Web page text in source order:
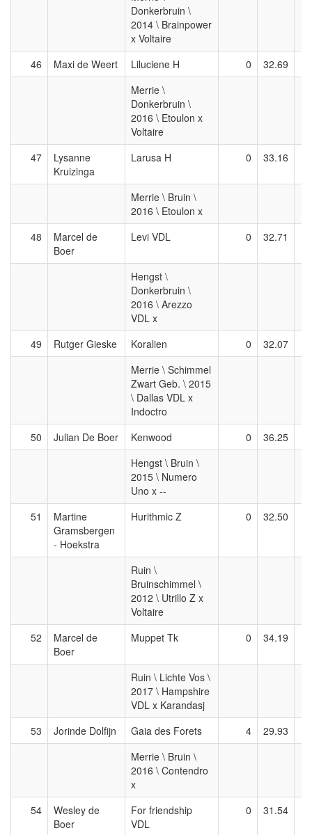
Donkerbruin \
2014 \ Brainpower
x Voltaire
46
Maxi de Weert Liluciene H 0
32.69
Merrie \
Donkerbruin \
2016 \ Etoulon x
Voltaire
47
Lysanne
Kruizinga
Larusa H 0 33.16
Merrie \ Bruin \
2016 \ Etoulon x
48
Marcel de
Boer
Levi VDL 0 32.71
Hengst \
Donkerbruin \
2016 \ Arezzo
VDL x
49
Rutger Gieske Koralien 0
32.07
Merrie \ Schimmel
Zwart Geb. \ 2015
\ Dallas VDL x
Indoctro
50
Julian De Boer Kenwood 0
36.25
Hengst \ Bruin \
2015 \ Numero
Uno x --
51
Martine
Gramsbergen
- Hoekstra
Hurithmic Z 0 32.50
Ruin \
Bruinschimmel \
2012 \ Utrillo Z x
Voltaire
52
Marcel de
Boer
Muppet Tk 0 34.19
Ruin \ Lichte Vos \
2017 \ Hampshire
VDL x Karandasj
53
Jorinde Dolfijn Gaia des Forets 4
29.93
Merrie \ Bruin \
2016 \ Contendro
x
54
Wesley de
Boer
For friendship
VDL
0 31.54